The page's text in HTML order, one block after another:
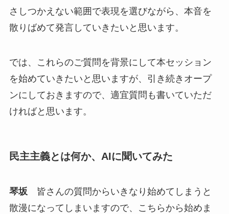
さしつかえない範囲で表現を選びながら、本音を
散りばめて発言していきたいと思います。
では、これらのご質問を背景にして本セッション
を始めていきたいと思いますが、引き続きオープ
ンにしておきますので、適宜質問も書いていただ
ければと思います。
民主主義とは何か、AIに聞いてみた
琴坂
皆さんの質問からいきなり始めてしまうと
散漫になってしまいますので、こちらから始めま